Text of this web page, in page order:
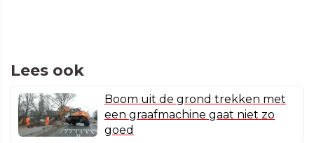
Lees ook
Boom uit de grond trekken met
een graafmachine gaat niet zo
goed